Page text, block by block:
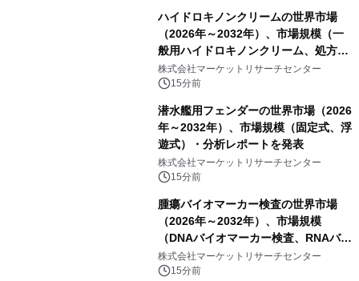
ハイドロキノンクリームの世界市場
（2026年～2032年）、市場規模（一
般用ハイドロキノンクリーム、処方用
ハイドロキノンクリーム）・分析レポ
ートを発表
株式会社マーケットリサーチセンター
15分前
潜水艦用フェンダーの世界市場（2026
年～2032年）、市場規模（固定式、浮
遊式）・分析レポートを発表
株式会社マーケットリサーチセンター
15分前
腫瘍バイオマーカー検査の世界市場
（2026年～2032年）、市場規模
（DNAバイオマーカー検査、RNAバイ
オマーカー検査、タンパク質バイオマ
ーカー検査、細胞ベースのバイオマー
株式会社マーケットリサーチセンター
15分前